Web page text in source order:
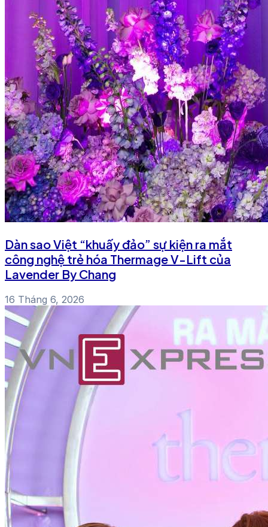
Dàn sao Việt “khuấy đảo” sự kiện ra mắt
công nghệ trẻ hóa Thermage V-Lift của
Lavender By Chang
16 Tháng 6, 2026